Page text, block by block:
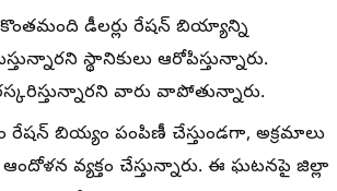
డీలర్లు రేషన్ బియ్యాన్ని
స్థానికులు ఆరోపిస్తున్నారు.
వారు వాపోతున్నారు.
రేషన్ బియ్యం పంపిణీ చేస్తుండగా, అక్రమాలు
ఆందోళన వ్యక్తం చేస్తున్నారు. ఈ ఘటనపై జిల్లా